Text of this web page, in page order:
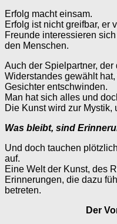
Erfolg macht einsam.
Erfolg ist nicht greifbar, er
Freunde interessieren
den Menschen.
Auch der Spielpartner,
Widerstandes gewählt
Gesichter entschwinden.
Man hat sich alles und
Die Kunst wird zur Mystik,
Was bleibt, sind
Und doch tauchen
auf.
Eine Welt der Kunst, des
Erinnerungen, die dazu
betreten.
Der